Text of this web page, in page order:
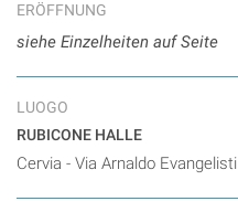
ERÖFFNUNG
siehe Einzelheiten auf Seite
LUOGO
RUBICONE HALLE
Cervia - Via Arnaldo Evangelisti